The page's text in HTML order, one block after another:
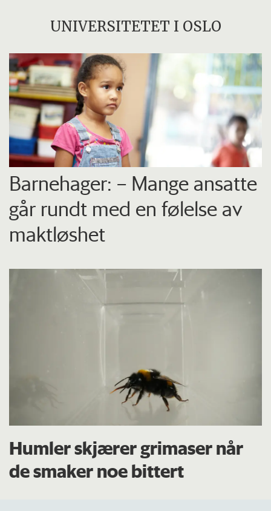
UNIVERSITETET I OSLO
Barnehager: – Mange ansatte
går rundt med en følelse av
maktløshet
Humler skjærer grimaser når
de smaker noe bittert